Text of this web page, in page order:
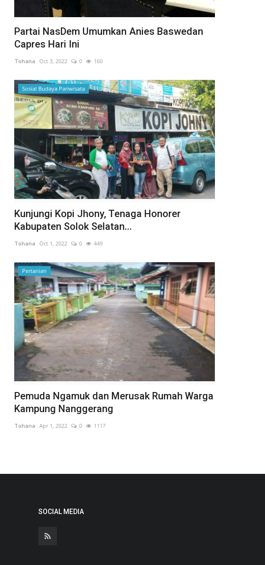
Partai NasDem Umumkan Anies Baswedan
Capres Hari Ini
Tohana Oct 3, 2022 0 160
Sosial Budaya Pariwisata
Kunjungi Kopi Jhony, Tenaga Honorer
Kabupaten Solok Selatan...
Tohana Oct 1, 2022 0 449
Pertanian
Pemuda Ngamuk dan Merusak Rumah Warga
Kampung Nanggerang
Tohana Apr 1, 2022 0 1117
SOCIAL MEDIA